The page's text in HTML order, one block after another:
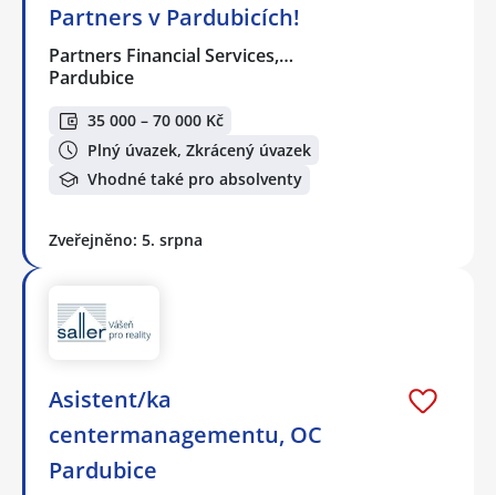
Partners v Pardubicích!
Partners Financial Services,…
Pardubice
35 000 – 70 000 Kč
Plný úvazek, Zkrácený úvazek
Vhodné také pro absolventy
Zveřejněno: 5. srpna
Asistent/ka
centermanagementu, OC
Pardubice